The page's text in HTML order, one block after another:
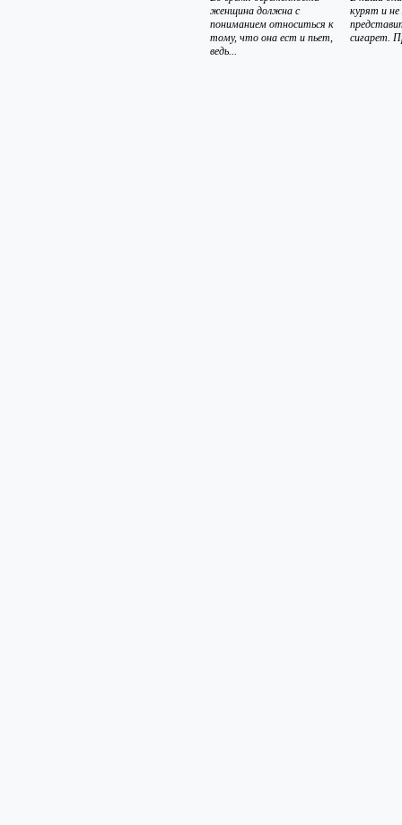
женщина должна с
пониманием относиться к
тому, что она ест и пьет,
ведь...
курят и
сигарет.